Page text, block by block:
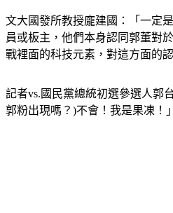
文大國發所教授龐建國：「一定
員或板主，他們本身認同郭董對
戰裡面的科技元素，對這方面的認
記者vs.國民黨總統初選參選人郭
郭粉出現嗎？)不會！我是果凍！」